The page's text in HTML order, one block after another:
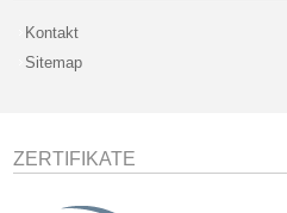
Kontakt
Sitemap
ZERTIFIKATE